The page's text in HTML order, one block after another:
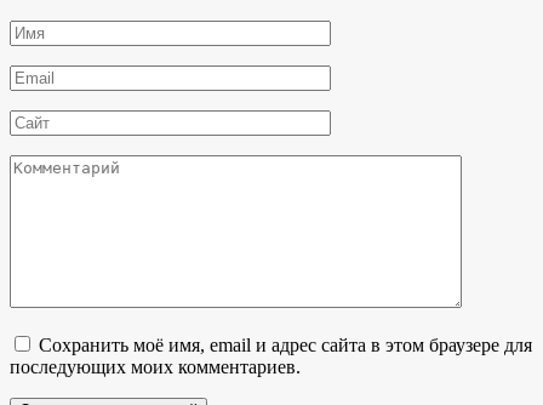
Имя
*
Email
*
Сайт
Комментарий
Сохранить моё имя, email и адрес сайта в этом браузере для
последующих моих комментариев.